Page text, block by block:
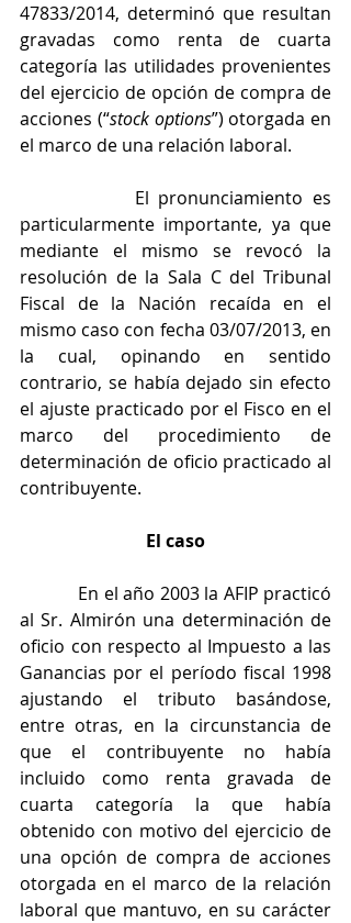
47833/2014, determinó que resultan
gravadas como renta de cuarta
categoría las utilidades provenientes
del ejercicio de opción de compra de
acciones (“stock options”) otorgada en
el marco de una relación laboral.
particularmente importante, ya que
mediante el mismo se revocó la
resolución de la Sala C del Tribunal
Fiscal de la Nación recaída en el
mismo caso con fecha 03/07/2013, en
la cual, opinando en sentido
contrario, se había dejado sin efecto
el ajuste practicado por el Fisco en el
marco del procedimiento de
determinación de oficio practicado al
contribuyente.
El caso
al Sr. Almirón una determinación de
oficio con respecto al Impuesto a las
Ganancias por el período fiscal 1998
ajustando el tributo basándose,
entre otras, en la circunstancia de
que el contribuyente no había
incluido como renta gravada de
cuarta categoría la que había
obtenido con motivo del ejercicio de
una opción de compra de acciones
otorgada en el marco de la relación
laboral que mantuvo, en su carácter